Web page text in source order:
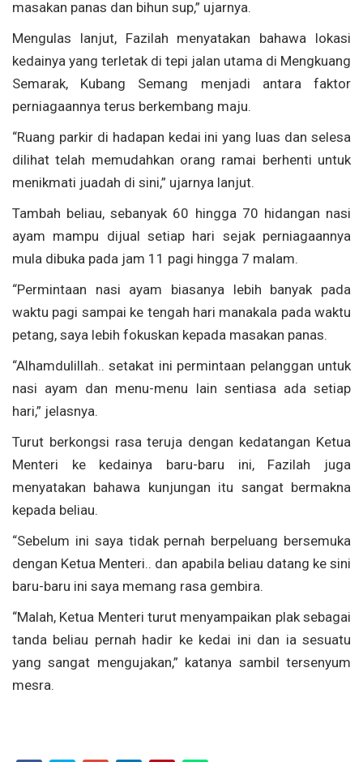
masakan panas dan bihun sup,” ujarnya.
Mengulas lanjut, Fazilah menyatakan bahawa lokasi
kedainya yang terletak di tepi jalan utama di Mengkuang
Semarak, Kubang Semang menjadi antara faktor
perniagaannya terus berkembang maju.
“Ruang parkir di hadapan kedai ini yang luas dan selesa
dilihat telah memudahkan orang ramai berhenti untuk
menikmati juadah di sini,” ujarnya lanjut.
Tambah beliau, sebanyak 60 hingga 70 hidangan nasi
ayam mampu dijual setiap hari sejak perniagaannya
mula dibuka pada jam 11 pagi hingga 7 malam.
“Permintaan nasi ayam biasanya lebih banyak pada
waktu pagi sampai ke tengah hari manakala pada waktu
petang, saya lebih fokuskan kepada masakan panas.
“Alhamdulillah.. setakat ini permintaan pelanggan untuk
nasi ayam dan menu-menu lain sentiasa ada setiap
hari,” jelasnya.
Turut berkongsi rasa teruja dengan kedatangan Ketua
Menteri ke kedainya baru-baru ini, Fazilah juga
menyatakan bahawa kunjungan itu sangat bermakna
kepada beliau.
“Sebelum ini saya tidak pernah berpeluang bersemuka
dengan Ketua Menteri.. dan apabila beliau datang ke sini
baru-baru ini saya memang rasa gembira.
“Malah, Ketua Menteri turut menyampaikan plak sebagai
tanda beliau pernah hadir ke kedai ini dan ia sesuatu
yang sangat mengujakan,” katanya sambil tersenyum
mesra.